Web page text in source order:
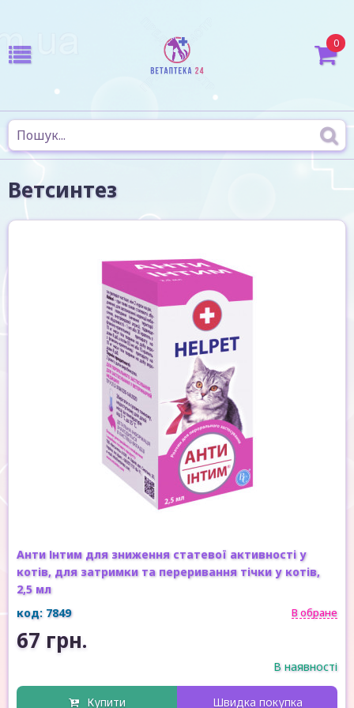
0
Ветсинтез
Анти Інтим для зниження статевої активності у
котів, для затримки та переривання тічки у котів,
2,5 мл
код: 7849
В обране
67 грн.
В наявності
Купити Швидка покупка